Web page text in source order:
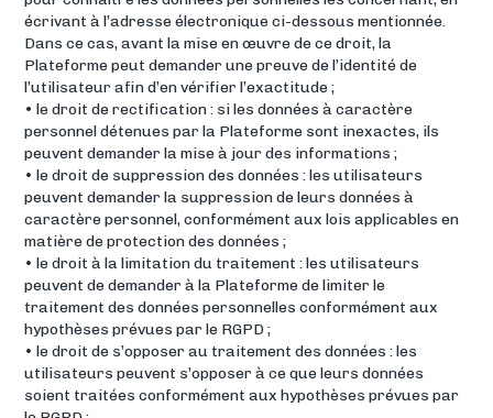
écrivant à l’adresse électronique ci-dessous mentionnée.
Dans ce cas, avant la mise en œuvre de ce droit, la
Plateforme peut demander une preuve de l’identité de
l’utilisateur afin d’en vérifier l’exactitude ;
• le droit de rectification : si les données à caractère
personnel détenues par la Plateforme sont inexactes, ils
peuvent demander la mise à jour des informations ;
• le droit de suppression des données : les utilisateurs
peuvent demander la suppression de leurs données à
caractère personnel, conformément aux lois applicables en
matière de protection des données ;
• le droit à la limitation du traitement : les utilisateurs
peuvent de demander à la Plateforme de limiter le
traitement des données personnelles conformément aux
hypothèses prévues par le RGPD ;
• le droit de s’opposer au traitement des données : les
utilisateurs peuvent s’opposer à ce que leurs données
soient traitées conformément aux hypothèses prévues par